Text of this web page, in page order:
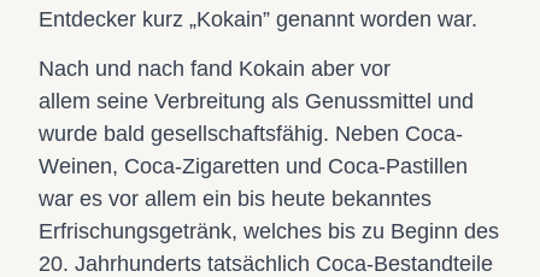
Entdecker kurz „Kokain” genannt worden war.
Nach und nach fand Kokain aber vor
allem seine Verbreitung als Genussmittel und
wurde bald gesellschaftsfähig. Neben Coca-
Weinen, Coca-Zigaretten und Coca-Pastillen
war es vor allem ein bis heute bekanntes
Erfrischungsgetränk, welches bis zu Beginn des
20. Jahrhunderts tatsächlich Coca-Bestandteile